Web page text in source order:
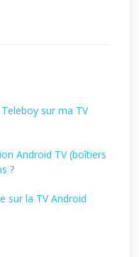
sur ma TV
Android TV (boîtiers
?
sur la TV Android